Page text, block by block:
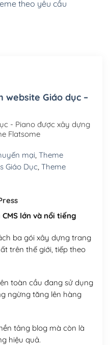
Wordpress(+100,000₫)
.org (1 năm)
(+300,000₫)
(+450,000₫)
(+550,000₫)
(+650,000₫)
theo yêu cầu
website Giáo dục –
- Piano được xây dựng
Flatsome
mại, Theme
Giáo Dục, Theme
lớn và nổi tiếng
ba gói xây dựng trang
trên thế giới, tiếp theo
toàn cầu đang sử dụng
ngừng tăng lên hàng
tảng blog mà còn là
hiệu quả.